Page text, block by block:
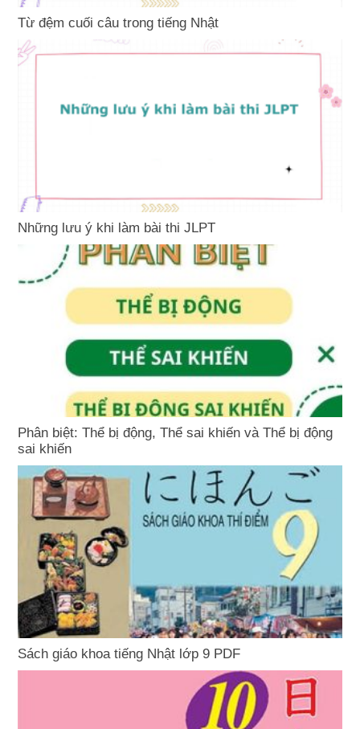
Từ đệm cuối câu trong tiếng Nhật
Những lưu ý khi làm bài thi JLPT
Phân biệt: Thể bị động, Thể sai khiến và Thể bị động
sai khiến
Sách giáo khoa tiếng Nhật lớp 9 PDF